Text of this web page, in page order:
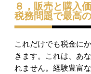
８，販売と購入
税務問題で最高の
これだけでも税金に
きます。
これは、あ
れません。 経験豊富